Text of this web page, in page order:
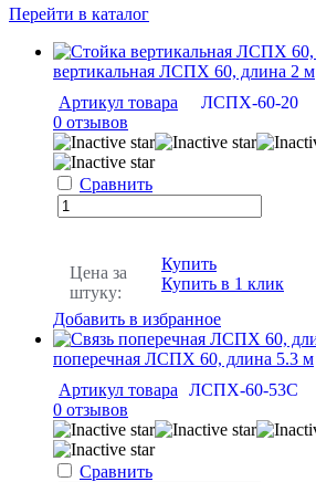
Перейти в каталог
вертикальная ЛСПХ 60, длина 2 м
Артикул товара
ЛСПХ-60-20
0 отзывов
Сравнить
Цена за
штуку:
Купить
Купить в 1 клик
Добавить в избранное
поперечная ЛСПХ 60, длина 5.3 м
Артикул товара
ЛСПХ-60-53С
0 отзывов
Сравнить